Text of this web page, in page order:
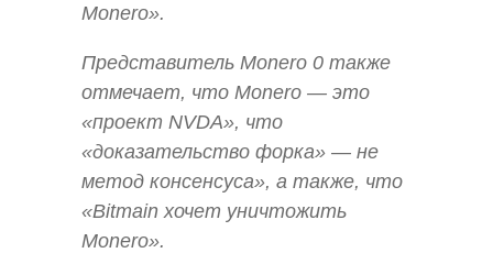
Monero».
Представитель Monero 0 также
отмечает, что Monero — это
«проект NVDA», что
«доказательство форка» — не
метод консенсуса», а также, что
«Bitmain хочет уничтожить
Monero».